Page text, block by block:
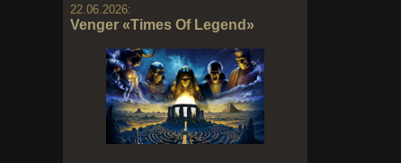
22.06.2026:
Venger «Times Of Legend»